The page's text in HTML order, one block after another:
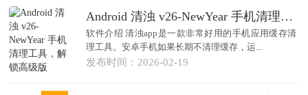
Android 清浊 v26-NewYear 手机清理工具，解锁高级版
软件介绍 清浊app是一款非常好用的手机应用缓存清
理工具。安卓手机如果长期不清理缓存，运...
发布时间：2026-02-19